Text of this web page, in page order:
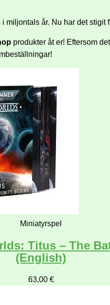
år. Nu har det stigit
produkter åt er! Eftersom
Miniatyrspel
Titus – The
(English)
63,00 €